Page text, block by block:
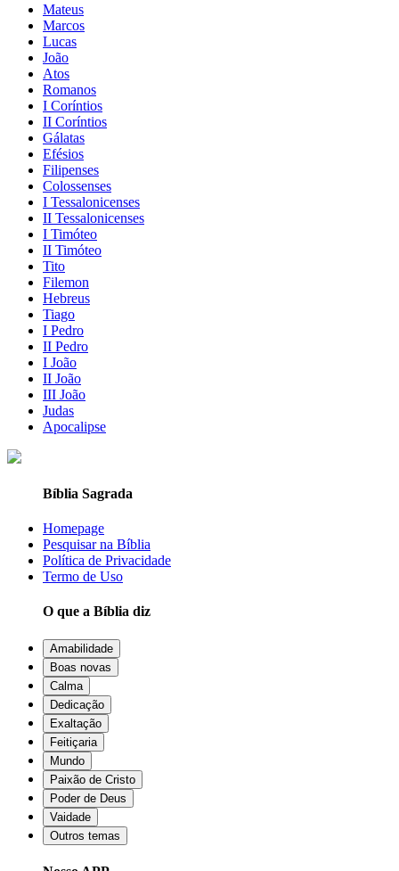
Mateus
Marcos
Lucas
João
Atos
Romanos
I Coríntios
II Coríntios
Gálatas
Efésios
Filipenses
Colossenses
I Tessalonicenses
II Tessalonicenses
I Timóteo
II Timóteo
Tito
Filemon
Hebreus
Tiago
I Pedro
II Pedro
I João
II João
III João
Judas
Apocalipse
Bíblia Sagrada
Homepage
Pesquisar na Bíblia
Política de Privacidade
Termo de Uso
O que a Bíblia diz
Amabilidade
Boas novas
Calma
Dedicação
Exaltação
Feitiçaria
Mundo
Paixão de Cristo
Poder de Deus
Vaidade
Outros temas